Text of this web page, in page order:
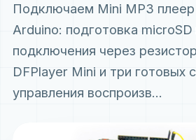
Подключаем Mini MP3 плеер
Arduino: подготовка
подключения через
DFPlayer Mini и три готовых
управления воспроизв...